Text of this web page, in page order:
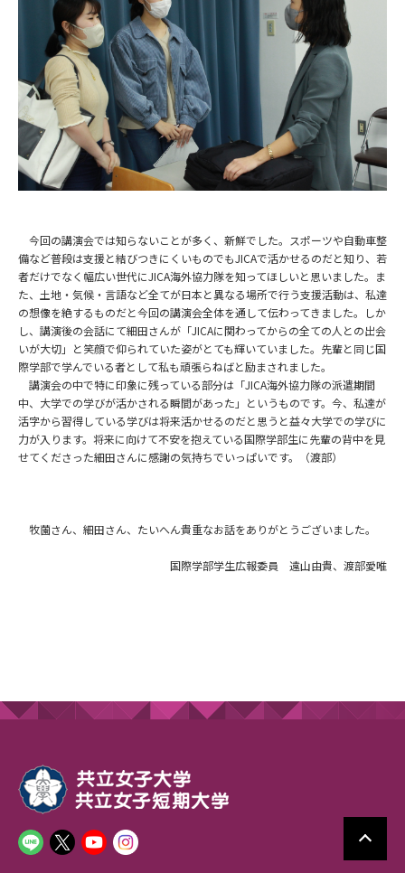
今回の講演会では知らないことが多く、新鮮でした。スポーツや自動車整
備など普段は支援と結びつきにくいものでもJICAで活かせるのだと知り、若
者だけでなく幅広い世代にJICA海外協力隊を知ってほしいと思いました。ま
た、土地・気候・言語など全てが日本と異なる場所で行う支援活動は、私達
の想像を絶するものだと今回の講演会全体を通して伝わってきました。しか
し、講演後の会話にて細田さんが「JICAに関わってからの全ての人との出会
いが大切」と笑顔で仰られていた姿がとても輝いていました。先輩と同じ国
際学部で学んでいる者として私も頑張らねばと励まされました。
講演会の中で特に印象に残っている部分は「JICA海外協力隊の派遣期間
中、大学での学びが活かされる瞬間があった」というものです。今、私達が
活字から習得している学びは将来活かせるのだと思うと益々大学での学びに
力が入ります。将来に向けて不安を抱えている国際学部生に先輩の背中を見
せてくださった細田さんに感謝の気持ちでいっぱいです。（渡部）
牧薗さん、細田さん、たいへん貴重なお話をありがとうございました。
国際学部学生広報委員 遠山由貴、渡部愛唯